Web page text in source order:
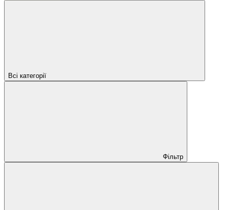
Всі категорії
Фільтр